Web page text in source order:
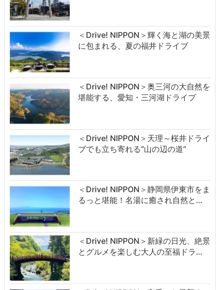
＜Drive! NIPPON＞輝く海と湖の美景
に包まれる、夏の福井ドライブ
＜Drive! NIPPON＞奥三河の大自然を
堪能する、愛知・三河湖ドライブ
＜Drive! NIPPON＞天理～桜井ドライ
ブでも立ち寄れる“山の辺の道”
＜Drive! NIPPON＞静岡県伊東市をま
るっと堪能！名湯に癒され自然と…
＜Drive! NIPPON＞新緑の日光、絶景
とグルメを楽しむ大人の至福ドラ…